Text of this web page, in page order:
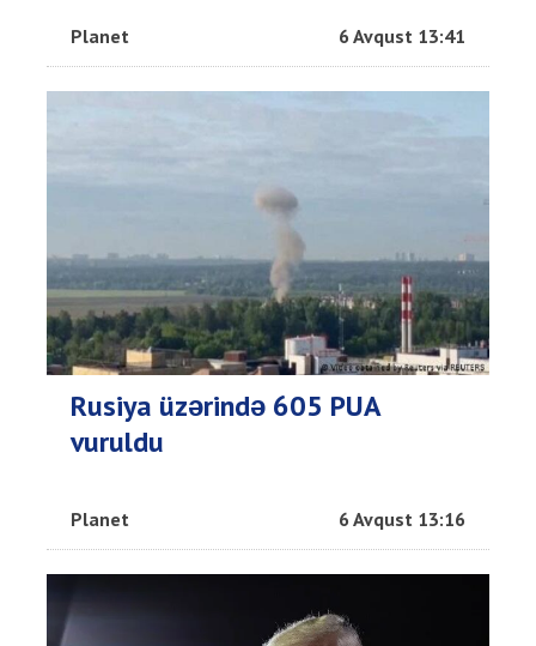
Planet 6 Avqust 13:41
Rusiya üzərində 605 PUA
vuruldu
Planet 6 Avqust 13:16